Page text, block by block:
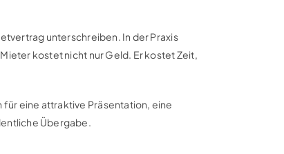
unterschreiben. In der Praxis
kostet nicht nur Geld. Er kostet Zeit,
eine attraktive Präsentation, eine
Übergabe.